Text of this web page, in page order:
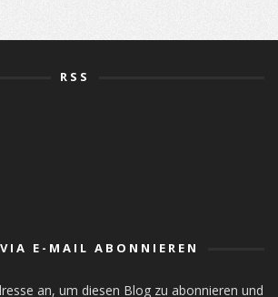
RSS
E-MAIL ABONNIEREN
an, um diesen Blog zu abonnieren und